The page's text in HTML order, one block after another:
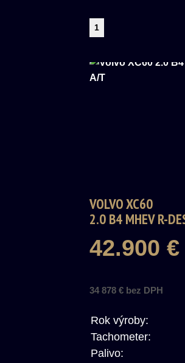
1
VOLVO XC60
2.0 B4 MHEV R-
42.900 €
34 878 € bez DPH
Rok výroby:
Tachometer:
Palivo: